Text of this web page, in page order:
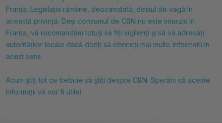
Franța. Legislația rămâne, deocamdată, destul de vagă în
această privință. Deși consumul de CBN nu este interzis în
Franța, vă recomandăm totuși să fiți vigilenți și să vă adresați
autorităților locale dacă doriți să obțineți mai multe informații în
acest sens.
Acum știți tot ce trebuie să știți despre CBN. Sperăm că aceste
informații vă vor fi utile!